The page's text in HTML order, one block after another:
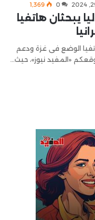
0 1٬369
يبحثان هاتفيا
الوضع فى غزة ودعم
«المفيد نيوز»، حيث…